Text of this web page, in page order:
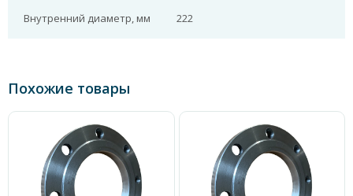
Внутренний диаметр, мм 222
Похожие товары